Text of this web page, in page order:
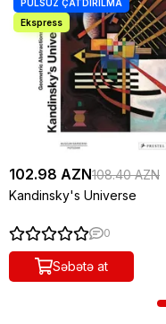
102.98 AZN108.40 AZN
Kandinsky's Universe
0
Səbətə at